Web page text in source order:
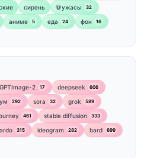
сирень 💀ужасы 32
аниме 5 еда 24 фон 16
GPTImage-2 17 deepseek 606
292 sora 32 grok 589
461 stable diffusion 333
315 ideogram 282 bard 699